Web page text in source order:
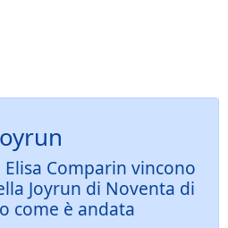
Comparin vincono
Joyrun di Noventa di
come è andata